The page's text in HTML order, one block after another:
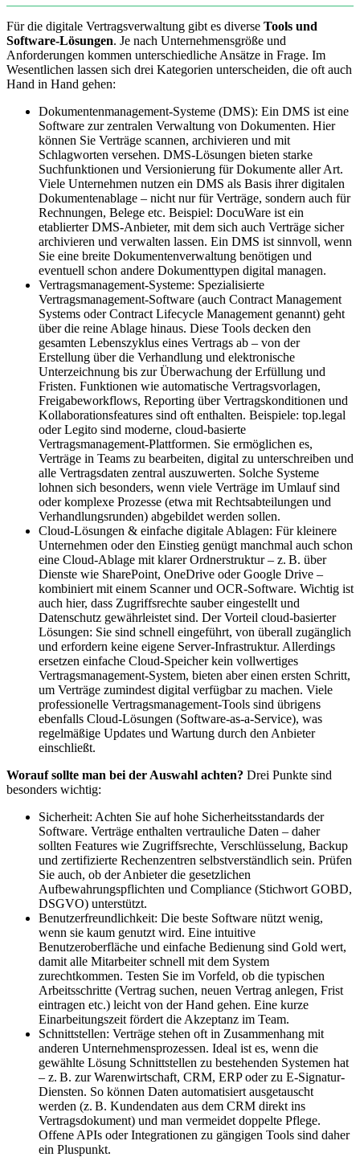
Für die digitale Vertragsverwaltung gibt es diverse Tools und
Software-Lösungen. Je nach Unternehmensgröße und
Anforderungen kommen unterschiedliche Ansätze in Frage. Im
Wesentlichen lassen sich drei Kategorien unterscheiden, die oft auch
Hand in Hand gehen:
Dokumentenmanagement-Systeme (DMS): Ein DMS ist eine
Software zur zentralen Verwaltung von Dokumenten. Hier
können Sie Verträge scannen, archivieren und mit
Schlagworten versehen. DMS-Lösungen bieten starke
Suchfunktionen und Versionierung für Dokumente aller Art.
Viele Unternehmen nutzen ein DMS als Basis ihrer digitalen
Dokumentenablage – nicht nur für Verträge, sondern auch für
Rechnungen, Belege etc. Beispiel: DocuWare ist ein
etablierter DMS-Anbieter, mit dem sich auch Verträge sicher
archivieren und verwalten lassen. Ein DMS ist sinnvoll, wenn
Sie eine breite Dokumentenverwaltung benötigen und
eventuell schon andere Dokumenttypen digital managen.
Vertragsmanagement-Systeme: Spezialisierte
Vertragsmanagement-Software (auch Contract Management
Systems oder Contract Lifecycle Management genannt) geht
über die reine Ablage hinaus. Diese Tools decken den
gesamten Lebenszyklus eines Vertrags ab – von der
Erstellung über die Verhandlung und elektronische
Unterzeichnung bis zur Überwachung der Erfüllung und
Fristen. Funktionen wie automatische Vertragsvorlagen,
Freigabeworkflows, Reporting über Vertragskonditionen und
Kollaborationsfeatures sind oft enthalten. Beispiele: top.legal
oder Legito sind moderne, cloud-basierte
Vertragsmanagement-Plattformen. Sie ermöglichen es,
Verträge in Teams zu bearbeiten, digital zu unterschreiben und
alle Vertragsdaten zentral auszuwerten. Solche Systeme
lohnen sich besonders, wenn viele Verträge im Umlauf sind
oder komplexe Prozesse (etwa mit Rechtsabteilungen und
Verhandlungsrunden) abgebildet werden sollen.
Cloud-Lösungen & einfache digitale Ablagen: Für kleinere
Unternehmen oder den Einstieg genügt manchmal auch schon
eine Cloud-Ablage mit klarer Ordnerstruktur – z. B. über
Dienste wie SharePoint, OneDrive oder Google Drive –
kombiniert mit einem Scanner und OCR-Software. Wichtig ist
auch hier, dass Zugriffsrechte sauber eingestellt und
Datenschutz gewährleistet sind. Der Vorteil cloud-basierter
Lösungen: Sie sind schnell eingeführt, von überall zugänglich
und erfordern keine eigene Server-Infrastruktur. Allerdings
ersetzen einfache Cloud-Speicher kein vollwertiges
Vertragsmanagement-System, bieten aber einen ersten Schritt,
um Verträge zumindest digital verfügbar zu machen. Viele
professionelle Vertragsmanagement-Tools sind übrigens
ebenfalls Cloud-Lösungen (Software-as-a-Service), was
regelmäßige Updates und Wartung durch den Anbieter
einschließt.
Worauf sollte man bei der Auswahl achten? Drei Punkte sind
besonders wichtig:
Sicherheit: Achten Sie auf hohe Sicherheitsstandards der
Software. Verträge enthalten vertrauliche Daten – daher
sollten Features wie Zugriffsrechte, Verschlüsselung, Backup
und zertifizierte Rechenzentren selbstverständlich sein. Prüfen
Sie auch, ob der Anbieter die gesetzlichen
Aufbewahrungspflichten und Compliance (Stichwort GOBD,
DSGVO) unterstützt.
Benutzerfreundlichkeit: Die beste Software nützt wenig,
wenn sie kaum genutzt wird. Eine intuitive
Benutzeroberfläche und einfache Bedienung sind Gold wert,
damit alle Mitarbeiter schnell mit dem System
zurechtkommen. Testen Sie im Vorfeld, ob die typischen
Arbeitsschritte (Vertrag suchen, neuen Vertrag anlegen, Frist
eintragen etc.) leicht von der Hand gehen. Eine kurze
Einarbeitungszeit fördert die Akzeptanz im Team.
Schnittstellen: Verträge stehen oft in Zusammenhang mit
anderen Unternehmensprozessen. Ideal ist es, wenn die
gewählte Lösung Schnittstellen zu bestehenden Systemen hat
– z. B. zur Warenwirtschaft, CRM, ERP oder zu E-Signatur-
Diensten. So können Daten automatisiert ausgetauscht
werden (z. B. Kundendaten aus dem CRM direkt ins
Vertragsdokument) und man vermeidet doppelte Pflege.
Offene APIs oder Integrationen zu gängigen Tools sind daher
ein Pluspunkt.